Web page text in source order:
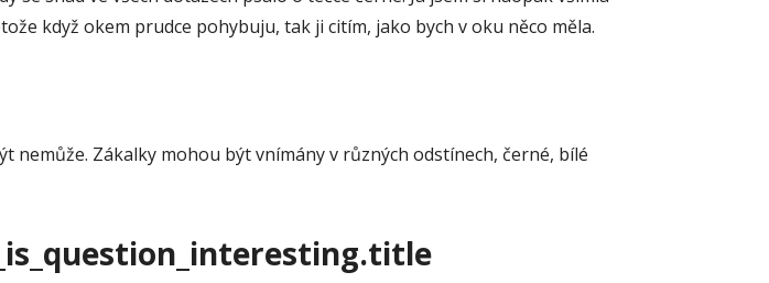
když okem prudce pohybuju, tak ji citím, jako bych v oku něco měla.
Zákalky mohou být vnímány v různých odstínech, černé, bílé